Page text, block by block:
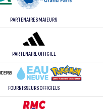
PARTENAIRES MAJEURS
PARTENAIRE OFFICIEL
FOURNISSEURS OFFICIELS